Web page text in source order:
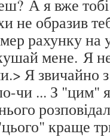
А я вже тобі
не образив
рахунку на
мене. Я
Я звичайно
чи ... З "цим"
краще